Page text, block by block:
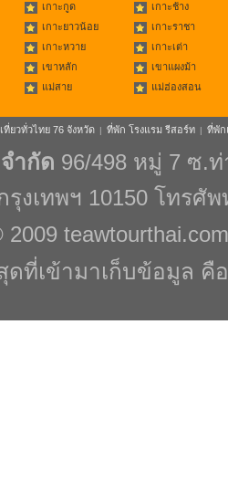
เกาะกูด
เกาะช้าง
เกาะยาวน้อย
เกาะราชา
เกาะหวาย
เกาะเต่า
เขาหลัก
เขาแผงม้า
แม่สาย แม่ฮ่องสอน
ที่ยวทั่วไทย 76 จังหวัด | ที่พัก โรงแรม รีสอร์ท | ที่พัก
ำกัด 96/498 หมู่ 7 ซ.
รุงเทพฯ 10150 โทรศั
2009 teawtourthai.com
ที่เข้ามาเก็บข้อมูล คือ